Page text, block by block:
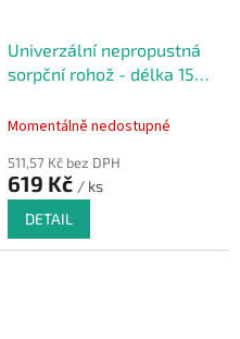
Univerzální nepropustná
sorpční rohož - délka 150
Momentálně nedostupné
511,57 Kč bez DPH
619 Kč / ks
DETAIL